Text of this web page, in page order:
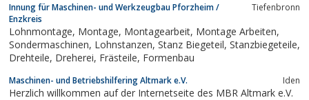
Innung für Maschinen- und Werkzeugbau Pforzheim /
Enzkreis
Tiefenbronn
Lohnmontage, Montage, Montagearbeit, Montage Arbeiten,
Sondermaschinen, Lohnstanzen, Stanz Biegeteil, Stanzbiegeteile,
Drehteile, Dreherei, Frästeile, Formenbau
Maschinen- und Betriebshilfering Altmark e.V. Iden
Herzlich willkommen auf der Internetseite des MBR Altmark e.V.